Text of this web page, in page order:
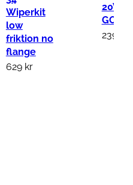
Wiperkit
low
friktion no
flange
629 kr
20WT
GOLD
239